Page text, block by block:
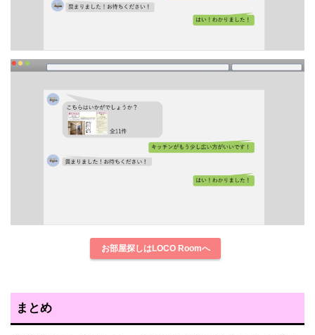
お部屋探しはLOCO Roomへ
まとめ